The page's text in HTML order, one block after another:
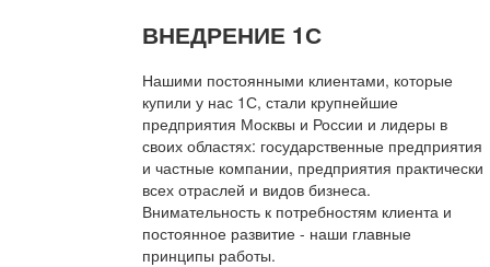
ВНЕДРЕНИЕ 1С
Нашими постоянными клиентами, которые
купили у нас 1С, стали крупнейшие
предприятия Москвы и России и лидеры в
своих областях: государственные предприятия
и частные компании, предприятия практически
всех отраслей и видов бизнеса.
Внимательность к потребностям клиента и
постоянное развитие - наши главные
принципы работы.